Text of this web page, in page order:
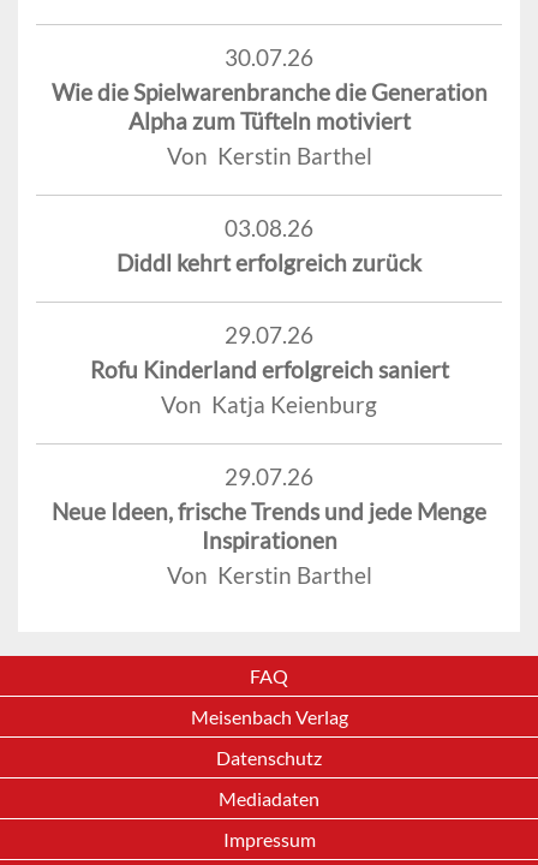
30.07.26
Wie die Spielwarenbranche die Generation
Alpha zum Tüfteln motiviert
Von Kerstin Barthel
03.08.26
Diddl kehrt erfolgreich zurück
29.07.26
Rofu Kinderland erfolgreich saniert
Von Katja Keienburg
29.07.26
Neue Ideen, frische Trends und jede Menge
Inspirationen
Von Kerstin Barthel
FAQ
Meisenbach Verlag
Datenschutz
Mediadaten
Impressum